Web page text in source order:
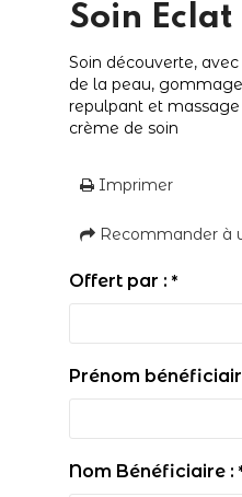
Soin
Soin découverte,
de la peau,
repulpant et
crème de soin
Imprimer
Recommander à
Offert par : *
Prénom
Nom Bénéficiaire :